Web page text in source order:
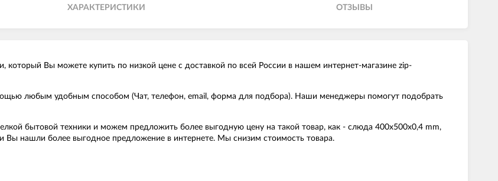
ХАРАКТЕРИСТИКИ ОТЗЫВЫ
Вы можете купить по низкой цене с доставкой по всей России в нашем интернет-магазине zip-
любым удобным способом (Чат, телефон, email, форма для подбора). Наши менеджеры помогут подобрать
бытовой техники и можем предложить более выгодную цену на такой товар, как - слюда 400x500x0,4 mm,
Вы нашли более выгодное предложение в интернете. Мы снизим стоимость товара.